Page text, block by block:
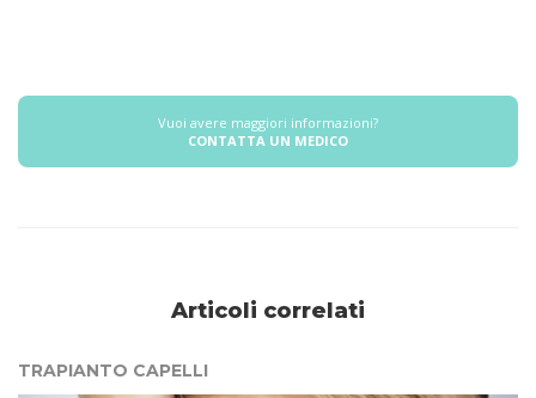
Vuoi avere maggiori informazioni?
CONTATTA UN MEDICO
Articoli correlati
TRAPIANTO CAPELLI